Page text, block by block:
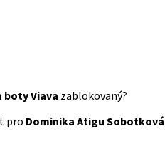
boty Viava zablokovaný?
pro Dominika Atigu Sobotková